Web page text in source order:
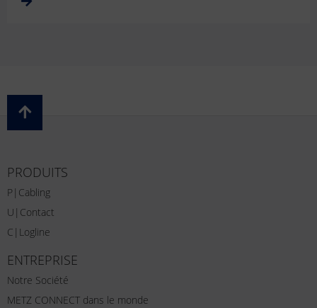
PRODUITS
P|Cabling
U|Contact
C|Logline
ENTREPRISE
Notre Société
METZ CONNECT dans le monde